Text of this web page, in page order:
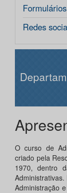
Formulários
Redes
O curso de
criado pela
1970, dentro
Administração